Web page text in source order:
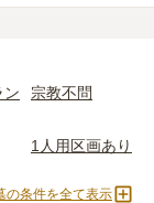
墓石代は奈良県の
大きさ・素材に
がかからず、永代
す。個別のお墓に
、費用が安く設定
。
ン
宗教不問
1人用区画あり
の条件を全て表示